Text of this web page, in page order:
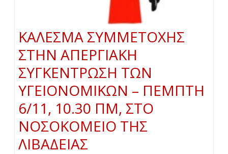
ΚΑΛΕΣΜΑ ΣΥΜΜΕΤΟΧΗΣ
ΣΤΗΝ ΑΠΕΡΓΙΑΚΗ
ΣΥΓΚΕΝΤΡΩΣΗ ΤΩΝ
ΥΓΕΙΟΝΟΜΙΚΩΝ – ΠΕΜΠΤΗ
6/11, 10.30 ΠΜ, ΣΤΟ
ΝΟΣΟΚΟΜΕΙΟ ΤΗΣ
ΛΙΒΑΔΕΙΑΣ